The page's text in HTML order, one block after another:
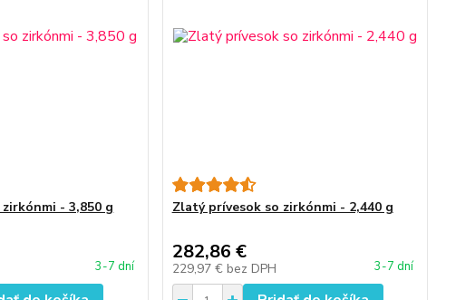
- 3,850 g
3-7 dní
Zlatý prívesok so zirkónmi - 2,440 g
282,86 €
229,97 € bez DPH 3-7 dní